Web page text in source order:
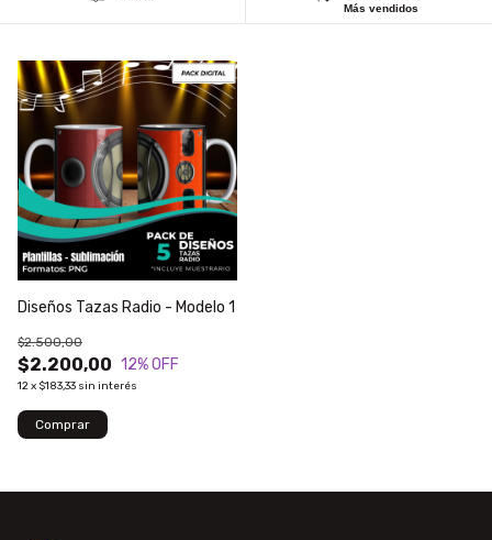
Más vendidos
Diseños Tazas Radio - Modelo 1
$2.200,00
$2.500,00
12% OFF
12x $183,33 sin interés